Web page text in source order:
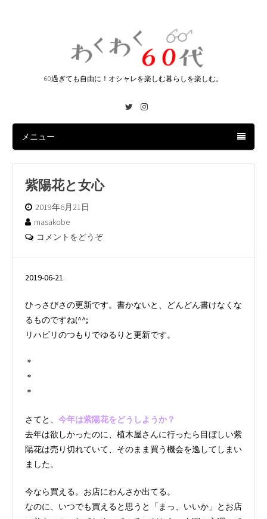
60過ぎても自由に！オシャレを楽しむ暮らしを楽しむ。
TwitterInstagram
メニュー
紫陽花と女心
2019年6月21日
masakobe
コメントをどうぞ
2019-06-21
ひっさびさの更新です。書かないと、どんどん書けなくな
るものですね(^^;
リハビリのつもりでゆるりと更新です。
＊
＊
＊
さてと、 今年は紫陽花をどうしようか？
去年は欲しかったのに、植木屋さんに行ったら目ぼしい紫
陽花は売り切れていて、そのまま買う機会を逸してしまい
ました。
今なら買える。お店にわんさか出てる。
なのに、いつでも買えると思うと「まっ、いいか」とお店